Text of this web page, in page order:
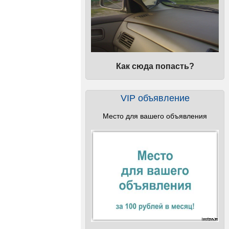
Как сюда попасть?
VIP объявление
Место для вашего объявления